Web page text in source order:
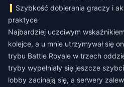
Szybkość dobierania graczy i
praktyce
Najbardziej uczciwym
kolejce, a u mnie utrzymywał się on
trybu Battle Royale w trzech
tryby wypełniały się jeszcze
lobby zacinają się, a serwery